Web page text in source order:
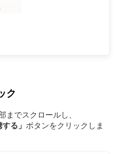
ク
までスクロールし、
る」 ボタンをクリックしま